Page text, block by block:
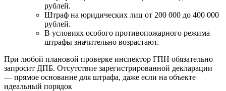
рублей.
Штраф на юридических лиц от 200 000 до 400 000
рублей.
В условиях особого противопожарного режима
штрафы значительно возрастают.
При любой плановой проверке инспектор ГПН обязательно
запросит ДПБ. Отсутствие зарегистрированной декларации
— прямое основание для штрафа, даже если на объекте
идеальный порядок